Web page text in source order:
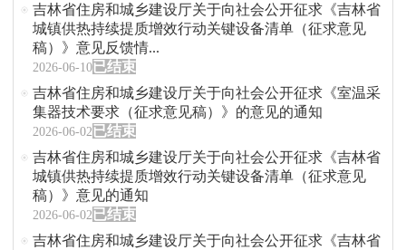
吉林省住房和城乡建设厅关于向社会公开征求《吉林省
城镇供热持续提质增效行动关键设备清单（征求意见
稿）》意见反馈情...
2026-06-10已结束
吉林省住房和城乡建设厅关于向社会公开征求《室温采
集器技术要求（征求意见稿）》的意见的通知
2026-06-02已结束
吉林省住房和城乡建设厅关于向社会公开征求《吉林省
城镇供热持续提质增效行动关键设备清单（征求意见
稿）》意见的通知
2026-06-02已结束
吉林省住房和城乡建设厅关于向社会公开征求《吉林省